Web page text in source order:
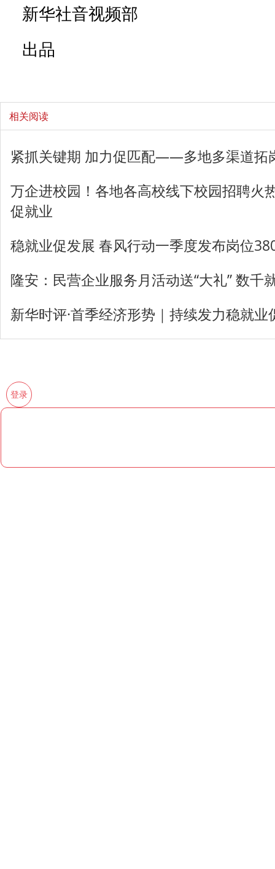
新华社音视频部
出品
相关阅读
紧抓关键期 加力促匹配——多地多渠道拓
万企进校园！各地各高校线下校园招聘火
促就业
稳就业促发展 春风行动一季度发布岗位
隆安：民营企业服务月活动送“大礼” 数千
新华时评·首季经济形势｜持续发力稳就业
登录